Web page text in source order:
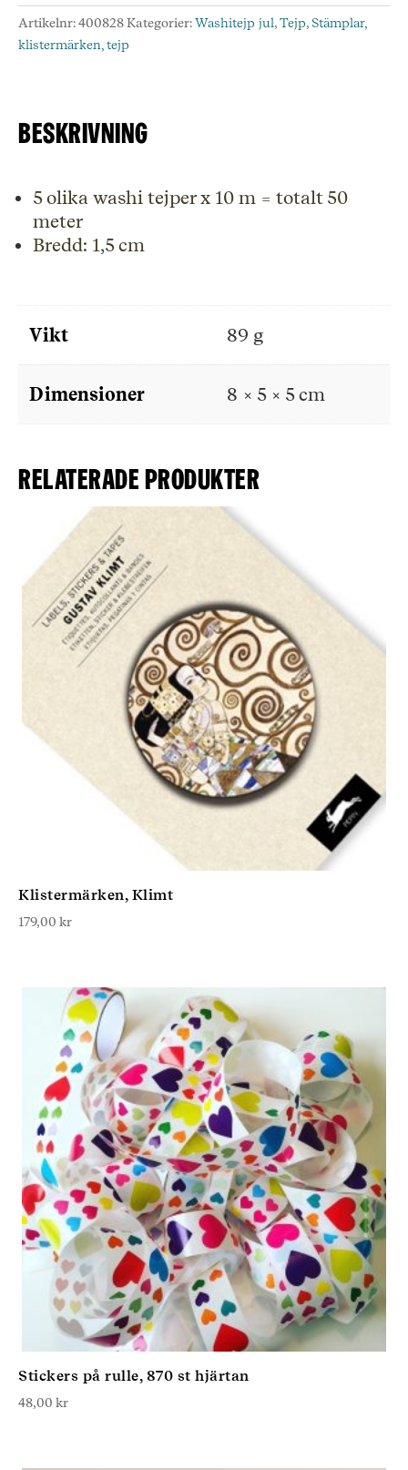
5
set,
Nostalgic
5
x10
mängd
Artikelnr:400828Kategorier:Washitejp jul,Tejp,Stämplar,
klistermärken, tejp
Beskrivning
5 olika washi tejper x 10 m = totalt 50
meter
Bredd: 1,5 cm
Vikt 89 g
Dimensioner 8 × 5 × 5 cm
Relaterade produkter
Klistermärken, Klimt
179,00 kr
Stickers på rulle, 870 st hjärtan
48,00 kr